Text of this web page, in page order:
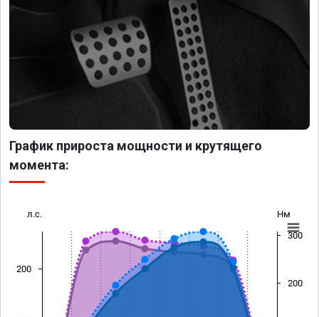
График прироста мощности и крутящего
момента:
л.с. Нм
200
200
300